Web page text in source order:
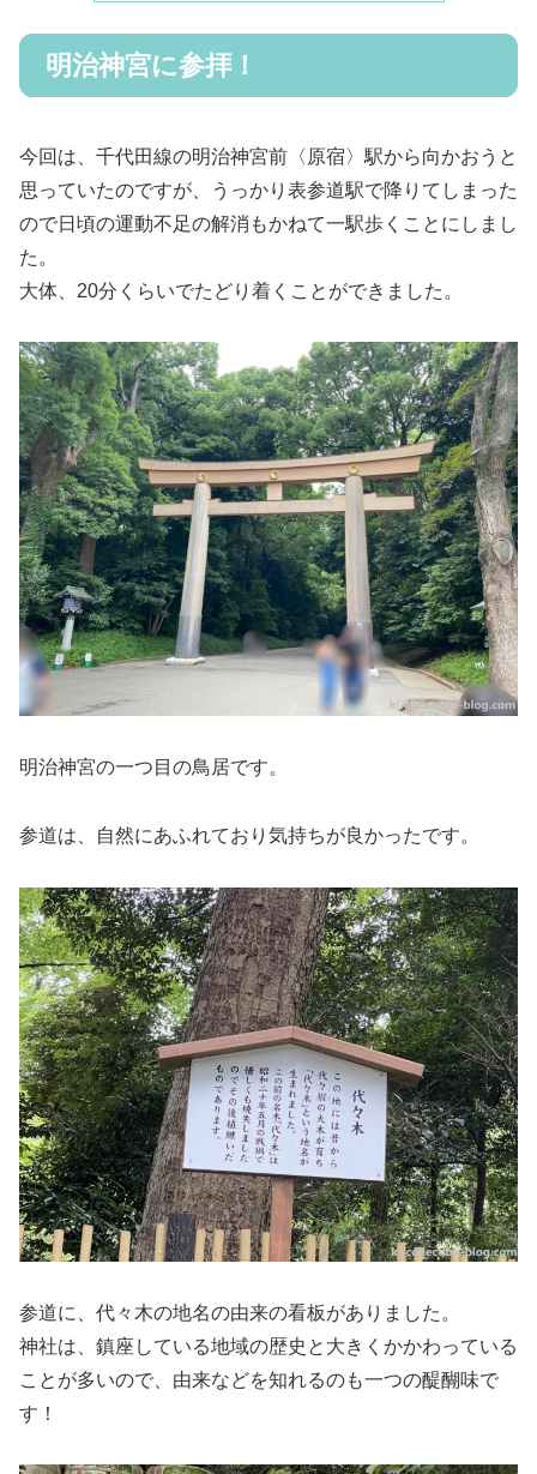
明治神宮に参拝！
今回は、千代田線の明治神宮前〈原宿〉駅から向かおうと
思っていたのですが、うっかり表参道駅で降りてしまった
ので日頃の運動不足の解消もかねて一駅歩くことにしまし
た。
大体、20分くらいでたどり着くことができました。
明治神宮の一つ目の鳥居です。
参道は、自然にあふれており気持ちが良かったです。
参道に、代々木の地名の由来の看板がありました。
神社は、鎮座している地域の歴史と大きくかかわっている
ことが多いので、由来などを知れるのも一つの醍醐味で
す！